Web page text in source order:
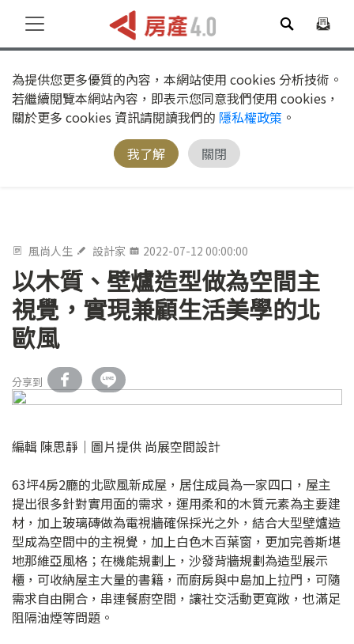
為提供您更多優質的內容，本網站使用 cookies 分析技術。
若繼續閱覽本網站內容，即表示您同意我們使用 cookies，
關於更多 cookies 資訊請閱讀我們的 隱私權政策 。
我了解
關閉
風尚人生 設計家 2022-07-12 00:00:00
以木質、壁爐造型做為空間主
視覺，實現兼顧生活美學的北
歐風
分享到
編輯 陳思靜│圖片提供 尚展空間設計
63坪4房2廳的北歐風新成屋，居住成員為一家四口，屋主
提出很多針對實用面的需求，運用柔和的木質元素為主要建
材，加上玻璃磚做為電視牆確保採光之外，結合大型壁爐造
型成為空間中的主視覺，加上白色木百葉窗，更加完善斯堪
地那維亞風格；在機能規劃上，沙發背牆規劃為造型展示
櫃，可收納屋主大量的書籍，而廚房與中島加上拉門，可隨
需求自由開合，串連餐廚空間，讓社交活動更寬敞，也滿足
阻隔油煙等問題。